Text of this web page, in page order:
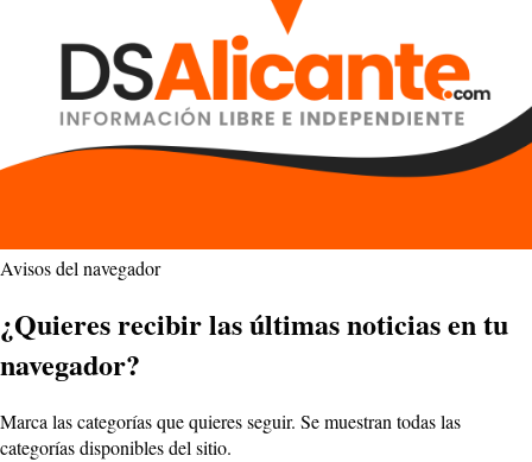
Avisos del navegador
¿Quieres recibir las últimas noticias en tu
navegador?
Marca las categorías que quieres seguir. Se muestran todas las
categorías disponibles del sitio.